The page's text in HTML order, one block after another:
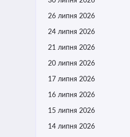
26 липня 2026
24 липня 2026
21 липня 2026
20 липня 2026
17 липня 2026
16 липня 2026
15 липня 2026
14 липня 2026